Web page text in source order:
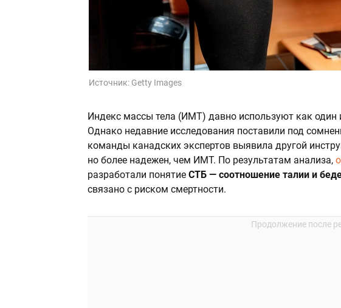
Источник: Getty Images
Индекс массы тела (ИМТ) давно используют как один
Однако недавние исследования поставили под
команды канадских экспертов выявила другой
но более надежен, чем ИМТ. По результатам анализа,
разработали понятие СТБ — соотношение талии и
связано с риском смертности.